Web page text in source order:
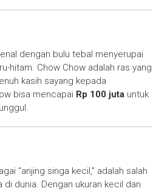
dengan bulu tebal menyerupai
hitam. Chow Chow adalah ras yang
kasih sayang kepada
bisa mencapai Rp 100 jutauntuk
“anjing singa kecil,” adalah salah
di dunia. Dengan ukuran kecil dan